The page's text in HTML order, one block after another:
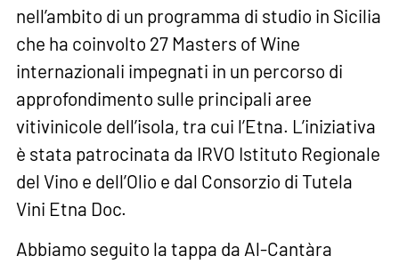
nell’ambito di un programma di studio in Sicilia
che ha coinvolto 27 Masters of Wine
internazionali impegnati in un percorso di
approfondimento sulle principali aree
vitivinicole dell’isola, tra cui l’Etna. L’iniziativa
è stata patrocinata da IRVO Istituto Regionale
del Vino e dell’Olio e dal Consorzio di Tutela
Vini Etna Doc.
Abbiamo seguito la tappa da Al-Cantàra